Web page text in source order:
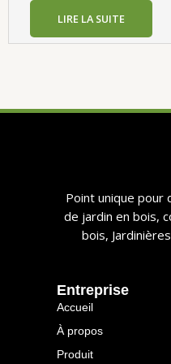
LIRE LA SUITE
​​Point unique pour
de jardin en bois,
bois,
​​entreprise​​
Accueil
À propos
Produit